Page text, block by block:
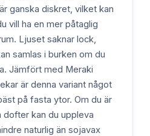
ganska diskret, vilket kan
vill ha en mer påtaglig
Ljuset saknar lock,
samlas i burken om du
Jämfört med Meraki
är denna variant något
på fasta ytor. Om du är
kan du uppleva
naturlig än sojavax